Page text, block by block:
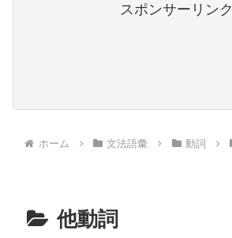
スポンサーリンク
ホーム 文法語彙 動詞
他動詞